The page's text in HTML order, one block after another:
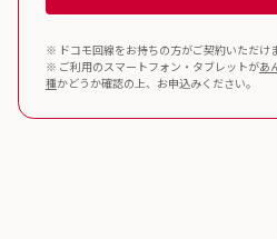
※ ドコモ回線をお持ちの方がご契約いただけま
※ ご利用のスマートフォン・タブレットがあ
種かどうか確認の上、お申込みください。